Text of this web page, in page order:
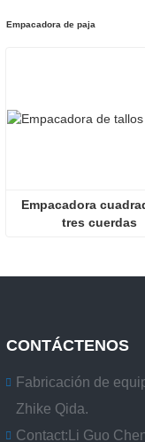
Empacadora de paja
Empacadora
tres cuerdas
CONTÁCTENOS
Fabricación de
Zhike Qida.
Contact: Li Guo